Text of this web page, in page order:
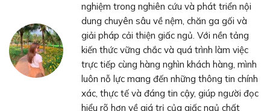
nghiệm trong nghiên cứu và phát triển nội
dung chuyên sâu về nệm, chăn ga gối và
giải pháp cải thiện giấc ngủ. Với nền tảng
kiến thức vững chắc và quá trình làm việc
trực tiếp cùng hàng nghìn khách hàng, mình
luôn nỗ lực mang đến những thông tin chính
xác, thực tế và đáng tin cậy, giúp người đọc
hiểu rõ hơn về giá trị của giấc ngủ chất